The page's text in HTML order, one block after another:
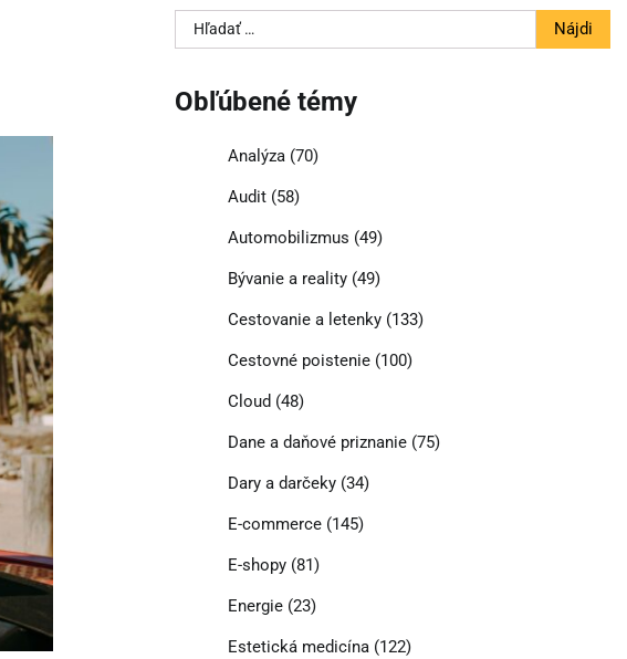
Hľadať:
Obľúbené témy
Analýza(70)
Audit(58)
Automobilizmus (49)
Bývanie a reality(49)
Cestovanie a letenky(133)
Cestovné poistenie(100)
Cloud (48)
Dane a daňové priznanie(75)
Dary a darčeky(34)
E-commerce(145)
E-shopy(81)
Energie(23)
Estetická medicína(122)